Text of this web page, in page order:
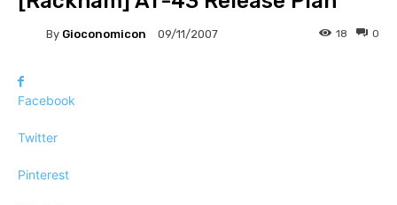
By Gioconomicon 09/11/2007 0
18
Facebook
Twitter
Pinterest